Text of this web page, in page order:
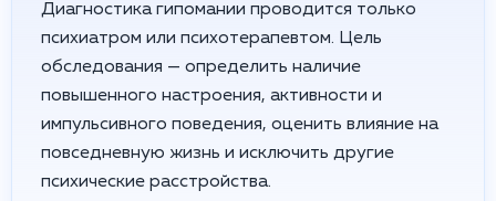
Диагностика гипомании проводится только
психиатром или психотерапевтом. Цель
обследования — определить наличие
повышенного настроения, активности и
импульсивного поведения, оценить влияние на
повседневную жизнь и исключить другие
психические расстройства.